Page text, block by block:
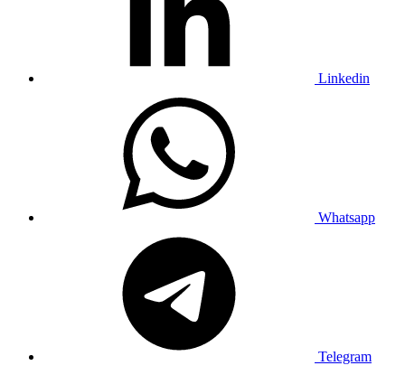
Linkedin
Whatsapp
Telegram